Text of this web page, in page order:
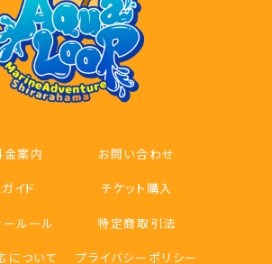
金案内
イド
ールール
について
お問い合わせ
チケット購入
特定商取引法
プライバシーポリシー